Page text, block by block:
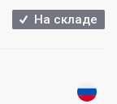
На складе